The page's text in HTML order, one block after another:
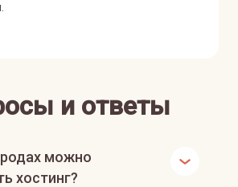
и ответы
можно
хостинг?